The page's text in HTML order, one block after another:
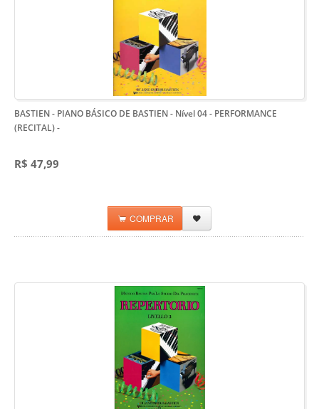
BASTIEN - PIANO BÁSICO DE BASTIEN - Nível 04 - PERFORMANCE
(RECITAL)-
R$ 47,99
COMPRAR